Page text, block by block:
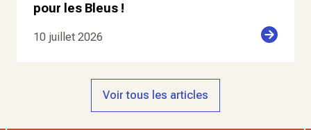
pour les Bleus !
10 juillet 2026
Voir tous les articles